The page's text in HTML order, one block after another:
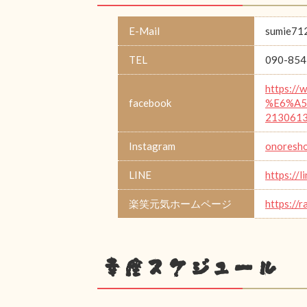
E-Mail
TEL 090-
facebook
https://
Instagram
LINE https://
楽笑元気ホームページ https://
幸座スケジュール